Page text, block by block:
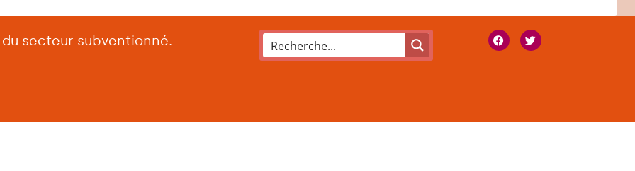
secteur subventionné.